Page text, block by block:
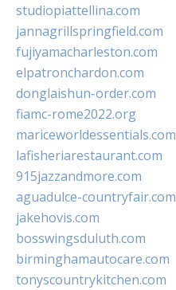
studiopiattellina.com
jannagrillspringfield.com
fujiyamacharleston.com
elpatronchardon.com
donglaishun-order.com
fiamc-rome2022.org
mariceworldessentials.com
lafisheriarestaurant.com
915jazzandmore.com
aguadulce-countryfair.com
jakehovis.com
bosswingsduluth.com
birminghamautocare.com
tonyscountrykitchen.com